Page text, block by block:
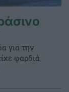
για την
φαρδιά